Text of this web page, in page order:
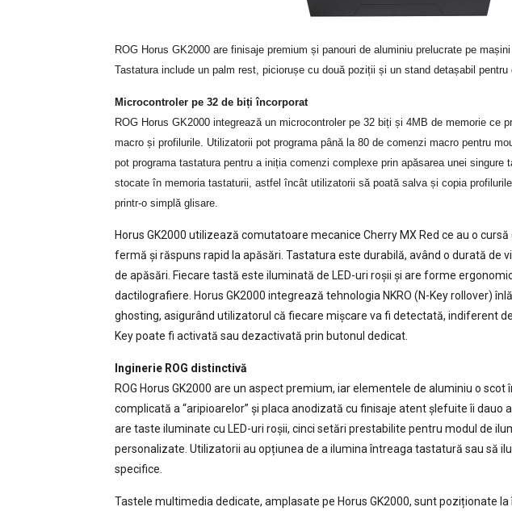
ROG Horus GK2000 are finisaje premium și panouri de aluminiu prelucrate pe
Tastatura include un palm rest, piciorușe cu două poziții și un stand detașabil
Microcontroler pe 32 de biți încorporat
ROG Horus GK2000 integrează un microcontroler pe 32 biți și 4MB de memorie ce
macro și profilurile. Utilizatorii pot programa până la 80 de comenzi macro pentru
pot programa tastatura pentru a iniția comenzi complexe prin apăsarea unei singure
stocate în memoria tastaturii, astfel încât utilizatorii să poată salva și copia
printr-o simplă glisare.
Horus GK2000 utilizează comutatoare mecanice Cherry MX Red ce au o
fermă și răspuns rapid la apăsări. Tastatura este durabilă, având o durată de
de apăsări. Fiecare tastă este iluminată de LED-uri roșii și are forme
dactilografiere. Horus GK2000 integrează tehnologia NKRO (N-Key rollover)
ghosting, asigurând utilizatorul că fiecare mișcare va fi detectată, indiferent
Key poate fi activată sau dezactivată prin butonul dedicat.
Inginerie ROG distinctivă
ROG Horus GK2000 are un aspect premium, iar elementele de aluminiu o
complicată a “aripioarelor” și placa anodizată cu finisaje atent șlefuite îi dauo
are taste iluminate cu LED-uri roșii, cinci setări prestabilite pentru modul de
personalizate. Utilizatorii au opțiunea de a ilumina întreaga tastatură sau să
specifice.
Tastele multimedia dedicate, amplasate pe Horus GK2000, sunt poziționate